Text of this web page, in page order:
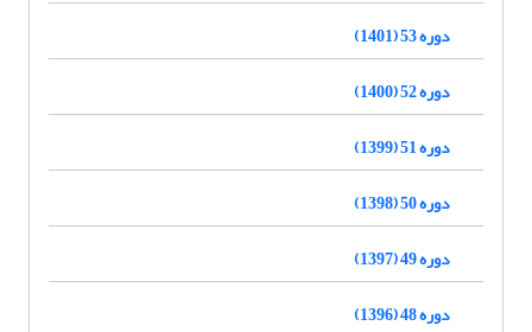
دوره 53 (1401)
دوره 52 (1400)
دوره 51 (1399)
دوره 50 (1398)
دوره 49 (1397)
دوره 48 (1396)